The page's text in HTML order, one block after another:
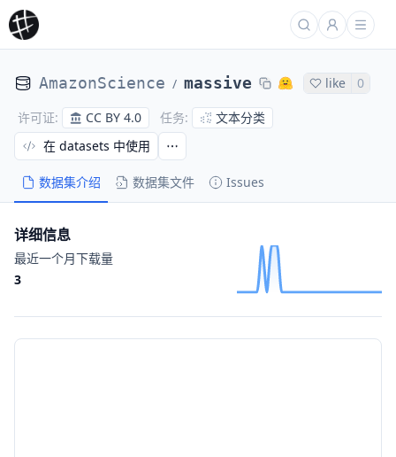
AmazonScience / massive like 0
许可证: CC BY 4.0 任务: 文本分类
数据集介绍 数据集文件 Issues
在 datasets 中使用
详细信息
最近一个月下载量
3